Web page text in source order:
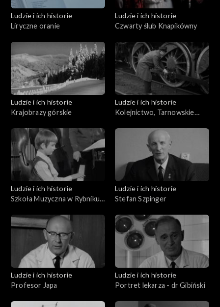
Ludzie i ich historie
Liryczne oranie
Ludzie i ich historie
Czwarty ślub Knapikówny
Ludzie i ich historie
Krajobrazy górskie
Ludzie i ich historie
Kolejnictwo, Tarnowskie
Ludzie i ich historie
Szkoła Muzyczna w Rybniku
Szafranków
Ludzie i ich historie
Stefan Szpinger
Ludzie i ich historie
Profesor Japa
Ludzie i ich historie
Portret lekarza - dr Gibiński